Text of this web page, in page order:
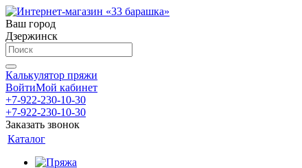
Ваш город
Дзержинск
Калькулятор пряжи
ВойтиМой кабинет
+7-922-230-10-30
+7-922-230-10-30
Заказать звонок
Каталог